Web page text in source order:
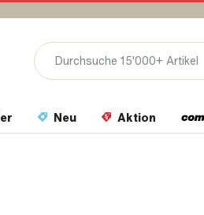
Neu Aktion